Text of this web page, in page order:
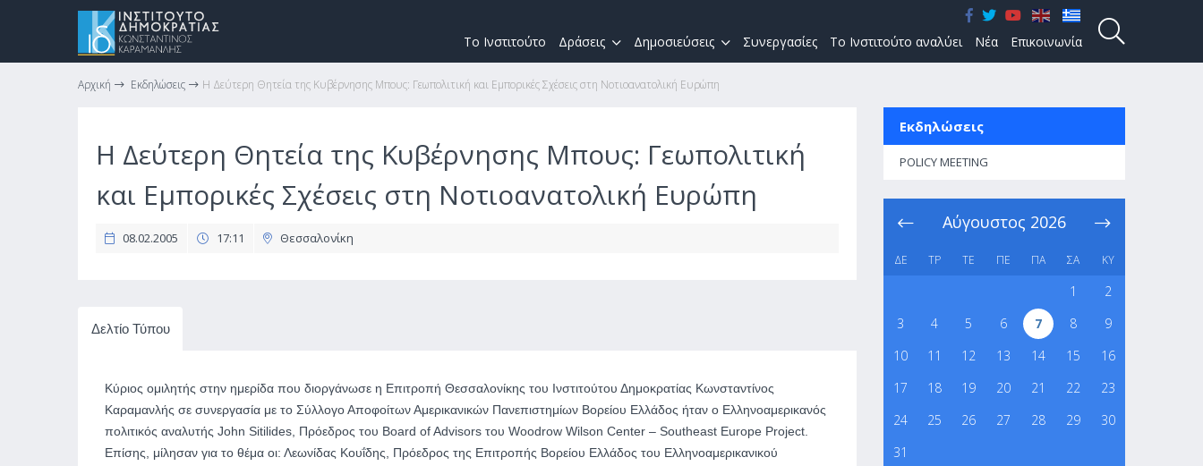
Το Ινστιτούτο Δράσεις Δημοσιεύσεις Συνεργασίες Το Ινστιτούτο αναλύει Νέα Επικοινωνία
Αρχική Εκδηλώσεις Η Δεύτερη Θητεία της Κυβέρνησης Μπους: Γεωπολιτική και Εμπορικές Σχέσεις στη Νοτιοανατολική Ευρώπη
Η Δεύτερη Θητεία της Κυβέρνησης Μπους: Γεωπολιτική
και Εμπορικές Σχέσεις στη Νοτιοανατολική Ευρώπη
08.02.2005 17:11 Θεσσαλονίκη
Δελτίο Τύπου
Κύριος ομιλητής στην ημερίδα που διοργάνωσε η Επιτροπή Θεσσαλονίκης του Ινστιτούτου Δημοκρατίας Κωνσταντίνος
Καραμανλής σε συνεργασία με το Σύλλογο Αποφοίτων Αμερικανικών Πανεπιστημίων Βορείου Ελλάδος ήταν ο Ελληνοαμερικανός
πολιτικός αναλυτής John Sitilides, Πρόεδρος του Board of Advisors του Woodrow Wilson Center – Southeast Europe Project.
Επίσης, μίλησαν για το θέμα οι: Λεωνίδας Κουΐδης, Πρόεδρος της Επιτροπής Βορείου Ελλάδος του Ελληνοαμερικανικού
Εκδηλώσεις
POLICY MEETING
Αύγουστος 2026
ΔΕ ΤΡ ΤΕ ΠΕ ΠΑ ΣΑ ΚΥ
1
2
3
4 5 6 7 8
9
10
11 12 13 14 15
16
17
18 19 20 21 22
23
24
25 26 27 28 29
30
31